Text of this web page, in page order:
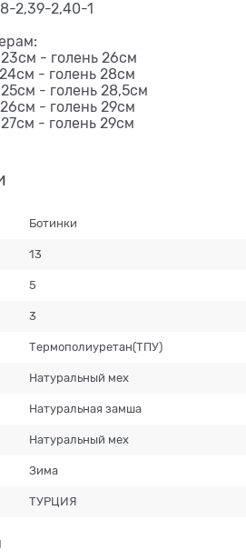
2,39-2,40-1
- голень 26см
- голень 28см
- голень 28,5см
- голень 29см
- голень 29см
Ботинки
13
5
3
Термополиуретан(ТПУ)
Натуральный мех
Натуральная замша
Натуральный мех
Зима
ТУРЦИЯ